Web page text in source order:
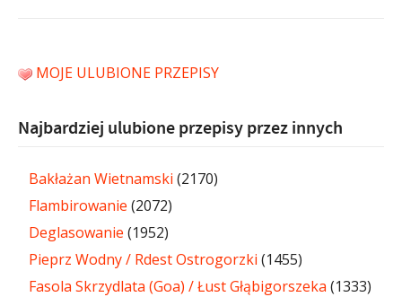
MOJE ULUBIONE PRZEPISY
Najbardziej ulubione przepisy przez innych
Bakłażan Wietnamski (2170)
Flambirowanie (2072)
Deglasowanie (1952)
Pieprz Wodny / Rdest Ostrogorzki (1455)
Fasola Skrzydlata (Goa) / Łust Głąbigorszeka (1333)